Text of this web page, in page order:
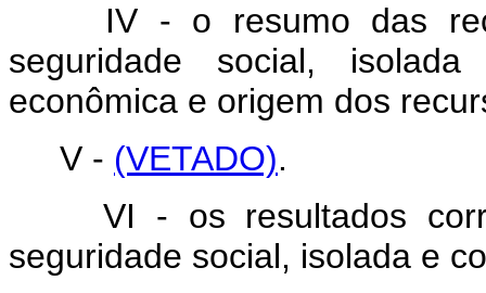
IV - o resumo das
seguridade social,
econômica e origem dos
V - (VETADO).
VI - os resultados
seguridade social, isolada e